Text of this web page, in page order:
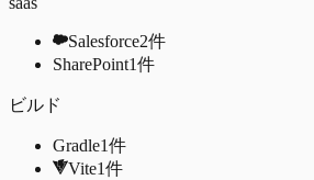
Salesforce2件
SharePoint1件
ビルド
Gradle1件
Vite1件